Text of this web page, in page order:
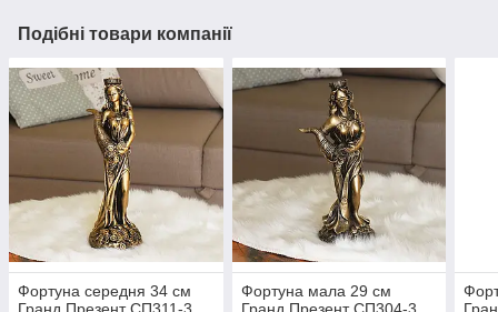
Подібні товари компанії
Фортуна середня 34 см
Фортуна мала 29 см